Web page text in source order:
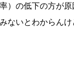
）の低下の方が
ないとわからんけ